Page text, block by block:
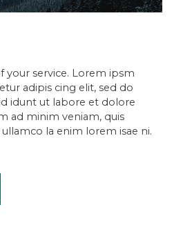
your service. Lorem ipsm
adipis cing elit, sed do
idunt ut labore et dolore
ad minim veniam, quis
la enim lorem isae ni.